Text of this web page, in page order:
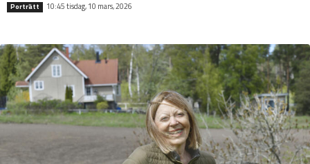
Porträtt 10:45 tisdag, 10 mars, 2026